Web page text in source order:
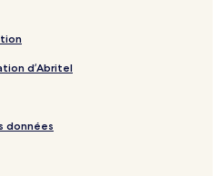
d’Abritel
données